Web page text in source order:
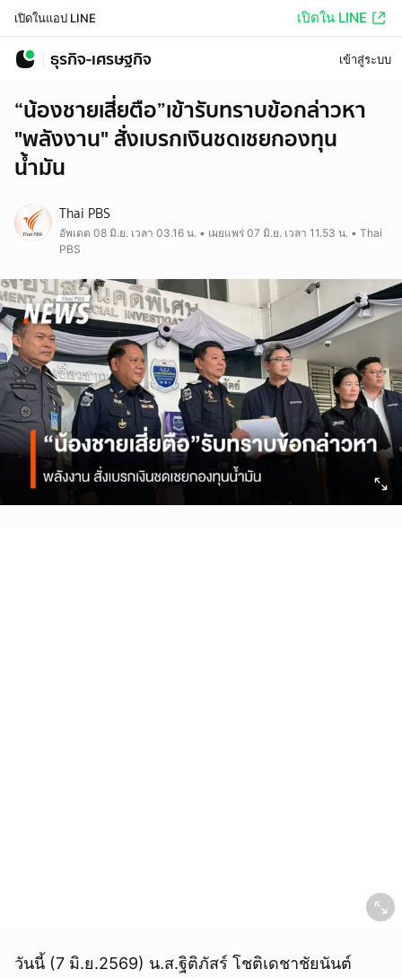
เปิดในแอป LINE เปิดใน LINE
ธุรกิจ-เศรษฐกิจ เข้าสู่ระบบ
“น้องชายเสี่ยตือ”เข้ารับทราบข้อกล่าวหา
"พลังงาน" สั่งเบรกเงินชดเชยกองทุน
น้ำมัน
Thai PBS
อัพเดต 08 มิ.ย. เวลา 03.16 น. • เผยแพร่ 07 มิ.ย. เวลา 11.53 น. • Thai
PBS
วันนี้ (7 มิ.ย.2569) น.ส.ฐิติภัสร์ โชติเดชาชัยนันต์